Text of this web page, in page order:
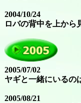
2004/10/24
ロバの背中を上か
2005/07/02
ヤギと一緒にいるの
2005/08/21